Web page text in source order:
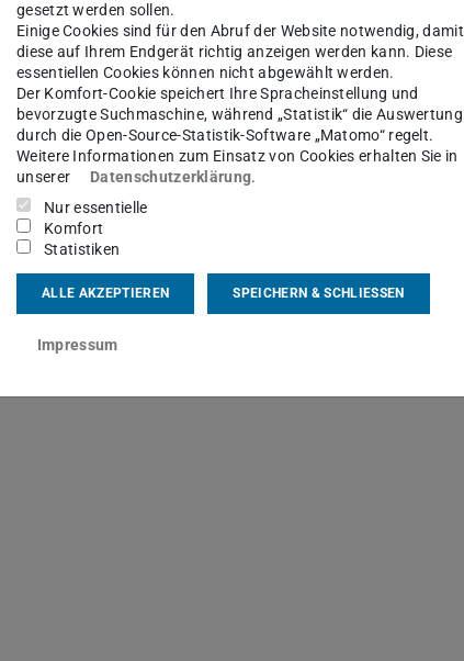
mathematischen Optimierungsmodell einen
zu gestalten und in Form einer
gesetzt werden sollen.
Einige Cookies sind für den Abruf der Website notwendig, damit
diese auf Ihrem Endgerät richtig anzeigen werden kann. Diese
essentiellen Cookies können nicht abgewählt werden.
Der Komfort-Cookie speichert Ihre Spracheinstellung und
bevorzugte Suchmaschine, während „Statistik“ die Auswertung
durch die Open-Source-Statistik-Software „Matomo“ regelt.
Weitere Informationen zum Einsatz von Cookies erhalten Sie in
unserer
Datenschutzerklärung.
Nur essentielle
Komfort
Statistiken
ALLE AKZEPTIEREN SPEICHERN & SCHLIESSEN
Impressum